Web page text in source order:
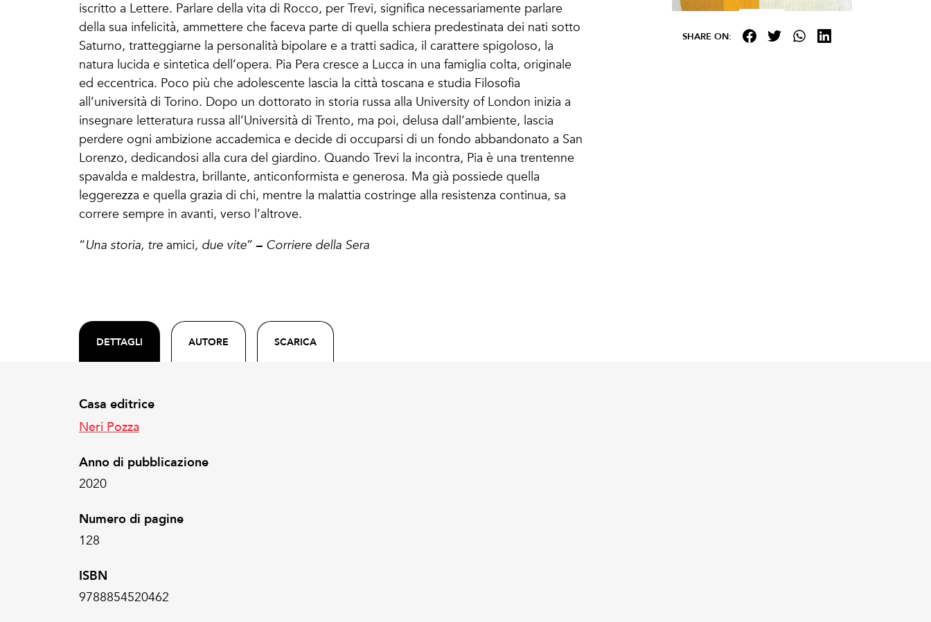
iscritto a Lettere. Parlare della vita di Rocco, per Trevi, significa necessariamente parlare
della sua infelicità, ammettere che faceva parte di quella schiera predestinata dei nati sotto
Saturno, tratteggiarne la personalità bipolare e a tratti sadica, il carattere spigoloso, la
natura lucida e sintetica dell’opera. Pia Pera cresce a Lucca in una famiglia colta, originale
ed eccentrica. Poco più che adolescente lascia la città toscana e studia Filosofia
all’università di Torino. Dopo un dottorato in storia russa alla University of London inizia a
insegnare letteratura russa all’Università di Trento, ma poi, delusa dall’ambiente, lascia
perdere ogni ambizione accademica e decide di occuparsi di un fondo abbandonato a San
Lorenzo, dedicandosi alla cura del giardino. Quando Trevi la incontra, Pia è una trentenne
spavalda e maldestra, brillante, anticonformista e generosa. Ma già possiede quella
leggerezza e quella grazia di chi, mentre la malattia costringe alla resistenza continua, sa
correre sempre in avanti, verso l’altrove.
“Una storia, tre amici, due vite” – Corriere della Sera
DETTAGLI AUTORE SCARICA
Casa editrice
Neri Pozza
Anno di pubblicazione
2020
Numero di pagine
128
ISBN
9788854520462
SHARE ON: